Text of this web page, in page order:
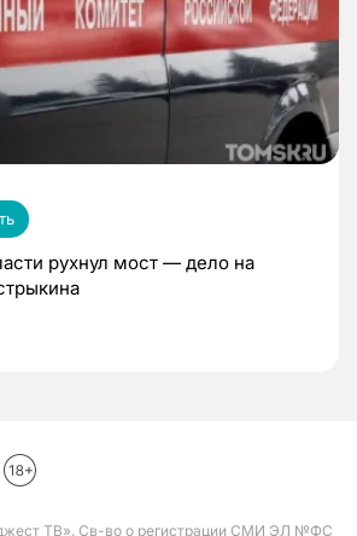
рухнул мост — дело на
ТВ». Св-во о регистрации СМИ ЭЛ №ФС